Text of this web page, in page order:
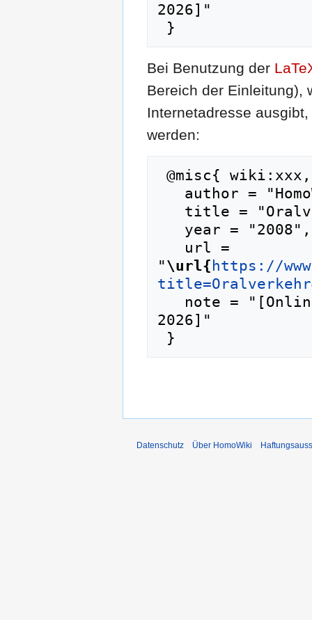
2026]"
Bei Benutzung der
Bereich der Einleitung),
Internetadresse
werden:
"\url{ https://
2026]"
Datenschutz Über HomoWiki